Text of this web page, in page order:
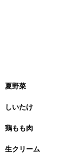
夏野菜
しいたけ
鶏もも肉
生クリーム